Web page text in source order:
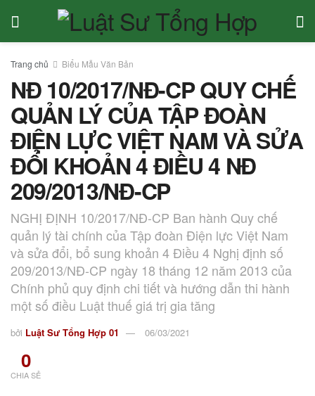
Trang chủ Biểu Mẫu Văn Bản
NĐ 10/2017/NĐ-CP QUY CHẾ
QUẢN LÝ CỦA TẬP ĐOÀN
ĐIỆN LỰC VIỆT NAM VÀ SỬA
ĐỔI KHOẢN 4 ĐIỀU 4 NĐ
209/2013/NĐ-CP
NGHỊ ĐỊNH 10/2017/NĐ-CP Ban hành Quy chế
quản lý tài chính của Tập đoàn Điện lực Việt Nam
và sửa đổi, bổ sung khoản 4 Điều 4 Nghị định số
209/2013/NĐ-CP ngày 18 tháng 12 năm 2013 của
Chính phủ quy định chi tiết và hướng dẫn thi hành
một số điều Luật thuế giá trị gia tăng
bởi Luật Sư Tổng Hợp 01 06/03/2021
0
CHIA SẺ